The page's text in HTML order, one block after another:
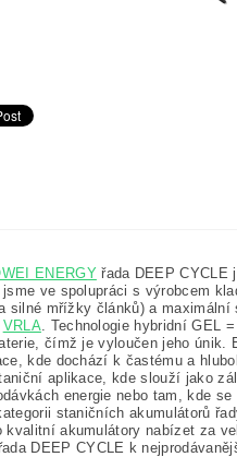
ENERGY řada DEEP CYCLE
ve spolupráci s výrobcem
silné mřížky článků) a
VRLA. Technologie hybridní GEL
čímž je vyloučen jeho
kde dochází k častému a
aplikace, kde slouží jako
energie nebo tam, kde
staničních akumulátorů
kvalitní akumulátory nabízet za
DEEP CYCLE k